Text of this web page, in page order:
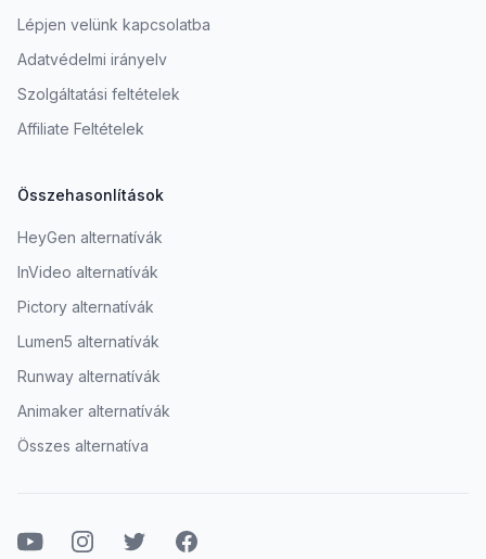
Lépjen velünk kapcsolatba
Adatvédelmi irányelv
Szolgáltatási feltételek
Affiliate Feltételek
Összehasonlítások
HeyGen alternatívák
InVideo alternatívák
Pictory alternatívák
Lumen5 alternatívák
Runway alternatívák
Animaker alternatívák
Összes alternatíva
YoutubeInstagramTwitterFacebook